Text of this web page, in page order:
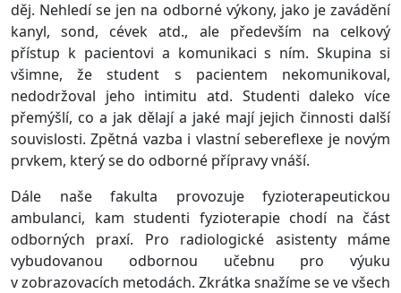
děj. Nehledí se jen na odborné výkony, jako je zavádění
kanyl, sond, cévek atd., ale především na celkový
přístup k pacientovi a komunikaci s ním. Skupina si
všimne, že student s pacientem nekomunikoval,
nedodržoval jeho intimitu atd. Studenti daleko více
přemýšlí, co a jak dělají a jaké mají jejich činnosti další
souvislosti. Zpětná vazba i vlastní sebereflexe je novým
prvkem, který se do odborné přípravy vnáší.
Dále naše fakulta provozuje fyzioterapeutickou
ambulanci, kam studenti fyzioterapie chodí na část
odborných praxí. Pro radiologické asistenty máme
vybudovanou odbornou učebnu pro výuku
v zobrazovacích metodách. Zkrátka snažíme se ve všech